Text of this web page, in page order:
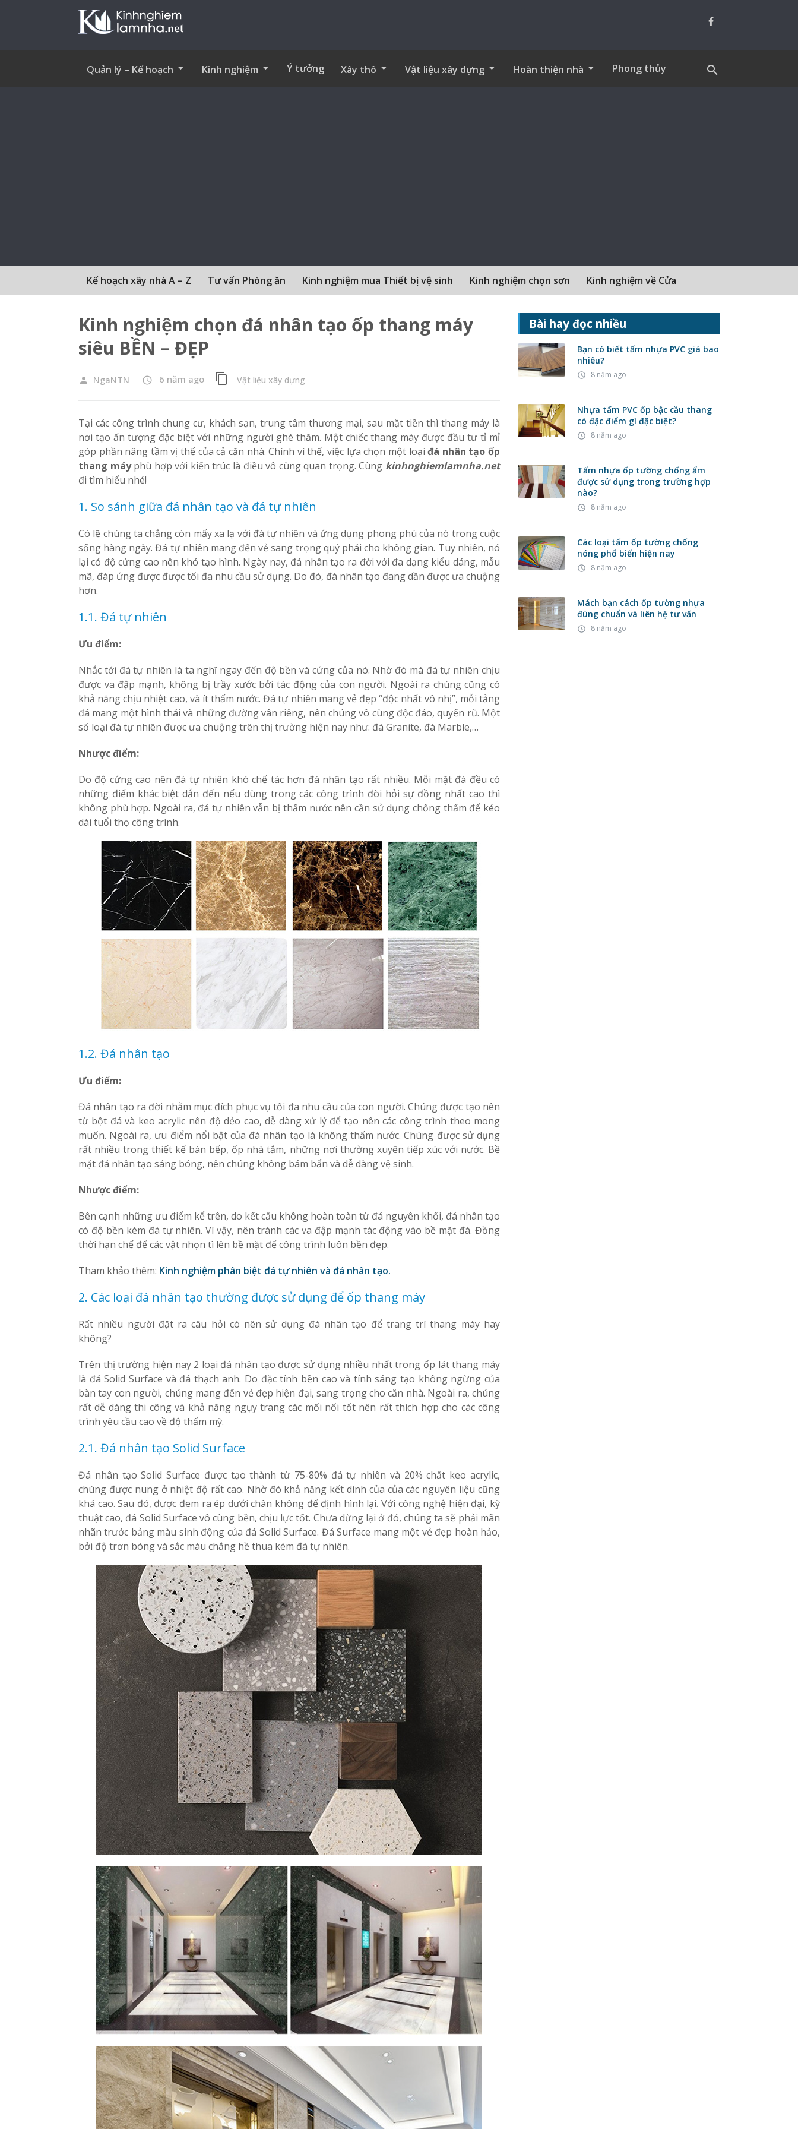
Quản lý – Kế hoạch Kinh nghiệm Ý tưởng Xây thô Vật liệu xây dựng Hoàn thiện nhà Phong thủy search
Kế hoạch xây nhà A – Z Tư vấn Phòng ăn Kinh nghiệm mua Thiết bị vệ sinh Kinh nghiệm chọn sơn Kinh nghiệm về Cửa
Kinh nghiệm chọn đá nhân tạo ốp thang máy
siêu BỀN – ĐẸP
person NgaNTN access_time 6 năm ago content_copy Vật liệu xây dựng
Tại các công trình chung cư, khách sạn, trung tâm thương mại, sau mặt tiền thì thang máy là
nơi tạo ấn tượng đặc biệt với những người ghé thăm. Một chiếc thang máy được đầu tư tỉ mỉ
góp phần nâng tầm vị thế của cả căn nhà. Chính vì thế, việc lựa chọn một loạiđá nhân tạo ốp
thang máyphù hợp với kiến trúc là điều vô cùng quan trọng. Cùng kinhnghiemlamnha.net
đi tìm hiểu nhé!
1. So sánh giữa đá nhân tạo và đá tự nhiên
Có lẽ chúng ta chẳng còn mấy xa lạ với đá tự nhiên và ứng dụng phong phú của nó trong cuộc
sống hàng ngày. Đá tự nhiên mang đến vẻ sang trọng quý phái cho không gian. Tuy nhiên, nó
lại có độ cứng cao nên khó tạo hình. Ngày nay, đá nhân tạo ra đời với đa dạng kiểu dáng, mẫu
mã, đáp ứng được được tối đa nhu cầu sử dụng. Do đó, đá nhân tạo đang dần được ưa chuộng
hơn.
1.1. Đá tự nhiên
Ưu điểm:
Nhắc tới đá tự nhiên là ta nghĩ ngay đến độ bền và cứng của nó. Nhờ đó mà đá tự nhiên chịu
được va đập mạnh, không bị trầy xước bởi tác động của con người. Ngoài ra chúng cũng có
khả năng chịu nhiệt cao, và ít thấm nước. Đá tự nhiên mang vẻ đẹp “độc nhất vô nhị”, mỗi tảng
đá mang một hình thái và những đường vân riêng, nên chúng vô cùng độc đáo, quyến rũ. Một
số loại đá tự nhiên được ưa chuộng trên thị trường hiện nay như: đá Granite, đá Marble,…
Nhược điểm:
Do độ cứng cao nên đá tự nhiên khó chế tác hơn đá nhân tạo rất nhiều. Mỗi mặt đá đều có
những điểm khác biệt dẫn đến nếu dùng trong các công trình đòi hỏi sự đồng nhất cao thì
không phù hợp. Ngoài ra, đá tự nhiên vẫn bị thấm nước nên cần sử dụng chống thấm để kéo
dài tuổi thọ công trình.
1.2. Đá nhân tạo
Ưu điểm:
Đá nhân tạo ra đời nhằm mục đích phục vụ tối đa nhu cầu của con người. Chúng được tạo nên
từ bột đá và keo acrylic nên độ dẻo cao, dễ dàng xử lý để tạo nên các công trình theo mong
muốn. Ngoài ra, ưu điểm nổi bật của đá nhân tạo là không thấm nước. Chúng được sử dụng
rất nhiều trong thiết kế bàn bếp, ốp nhà tắm, những nơi thường xuyên tiếp xúc với nước. Bề
mặt đá nhân tạo sáng bóng, nên chúng không bám bẩn và dễ dàng vệ sinh.
Nhược điểm:
Bên cạnh những ưu điểm kể trên, do kết cấu không hoàn toàn từ đá nguyên khối, đá nhân tạo
có độ bền kém đá tự nhiên. Vì vậy, nên tránh các va đập mạnh tác động vào bề mặt đá. Đồng
thời hạn chế để các vật nhọn tì lên bề mặt để công trình luôn bền đẹp.
Tham khảo thêm: Kinh nghiệm phân biệt đá tự nhiên và đá nhân tạo.
2. Các loại đá nhân tạo thường được sử dụng để ốp thang máy
Rất nhiều người đặt ra câu hỏi có nên sử dụng đá nhân tạo để trang trí thang máy hay
không?
Trên thị trường hiện nay 2 loại đá nhân tạo được sử dụng nhiều nhất trong ốp lát thang máy
là đá Solid Surface và đá thạch anh. Do đặc tính bền cao và tính sáng tạo không ngừng của
bàn tay con người, chúng mang đến vẻ đẹp hiện đại, sang trọng cho căn nhà. Ngoài ra, chúng
rất dễ dàng thi công và khả năng ngụy trang các mối nối tốt nên rất thích hợp cho các công
trình yêu cầu cao về độ thẩm mỹ.
2.1. Đá nhân tạo Solid Surface
Đá nhân tạo Solid Surface được tạo thành từ 75-80% đá tự nhiên và 20% chất keo acrylic,
chúng được nung ở nhiệt độ rất cao. Nhờ đó khả năng kết dính của của các nguyên liệu cũng
khá cao. Sau đó, được đem ra ép dưới chân không để định hình lại. Với công nghệ hiện đại, kỹ
thuật cao, đá Solid Surface vô cùng bền, chịu lực tốt. Chưa dừng lại ở đó, chúng ta sẽ phải mãn
nhãn trước bảng màu sinh động của đá Solid Surface. Đá Surface mang một vẻ đẹp hoàn hảo,
bởi độ trơn bóng và sắc màu chẳng hề thua kém đá tự nhiên.
Bài hay đọc nhiều
Bạn có biết tấm nhựa PVC giá bao
nhiêu?
access_time 8 năm ago
Nhựa tấm PVC ốp bậc cầu thang
có đặc điểm gì đặc biệt?
access_time 8 năm ago
Tấm nhựa ốp tường chống ẩm
được sử dụng trong trường hợp
nào?
access_time 8 năm ago
Các loại tấm ốp tường chống
nóng phổ biến hiện nay
access_time 8 năm ago
Mách bạn cách ốp tường nhựa
đúng chuẩn và liên hệ tư vấn
access_time 8 năm ago